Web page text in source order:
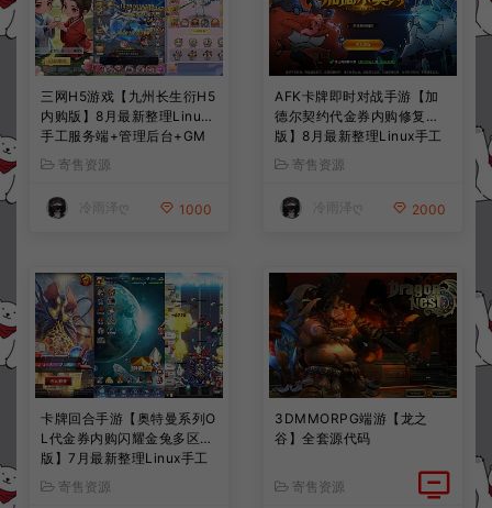
三网H5游戏【九州长生衍H5
内购版】8月最新整理Linux
手工服务端+管理后台+GM
授权后台+简易安卓客户端
+详细搭建教程+视频教程
寄售资源
冷雨泽ღ 1000
AFK卡牌即时对战手游【加
德尔契约代金券内购修复
版】8月最新整理Linux手工
服务端+前后端全套源码+CD
K授权后台+安卓苹果双端
+详细搭建教程+视频教程
寄售资源
冷雨泽ღ 2000
卡牌回合手游【奥特曼系列O
L代金券内购闪耀金兔多区
版】7月最新整理Linux手工
服务端+加解密工具+CDK授
权后台+安卓+详细搭建教程
寄售资源
3DMMORPG端游【龙之
谷】全套源代码
寄售资源